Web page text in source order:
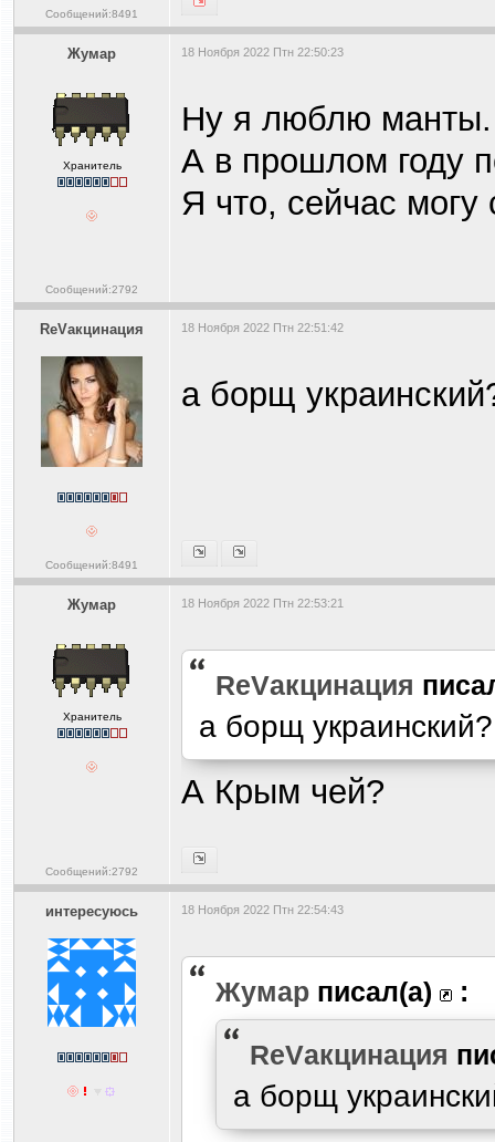
Сообщений:8491
Жумар
Хранитель
Сообщений:2792
18 Ноября 2022 Птн 22:50:23
Ну я люблю
А в прошлом году
Я что, сейчас могу
ReVакцинация
Сообщений:8491
18 Ноября 2022 Птн 22:51:42
а борщ
Жумар
Хранитель
Сообщений:2792
18 Ноября 2022 Птн 22:53:21
ReVакцинация
а борщ украинский?
А Крым чей?
интересуюсь 18 Ноября 2022 Птн 22:54:43
Жумар писал(а) :
ReVакцинация
а борщ